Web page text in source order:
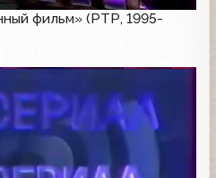
фильм» (РТР, 1995-